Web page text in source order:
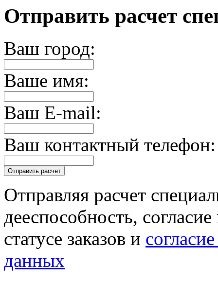
Отправить расчет
Ваш город:
Ваше имя:
Ваш E-mail:
Ваш контактный телефон:
Отправляя расчет
дееспособность,
статусе заказов и
данных